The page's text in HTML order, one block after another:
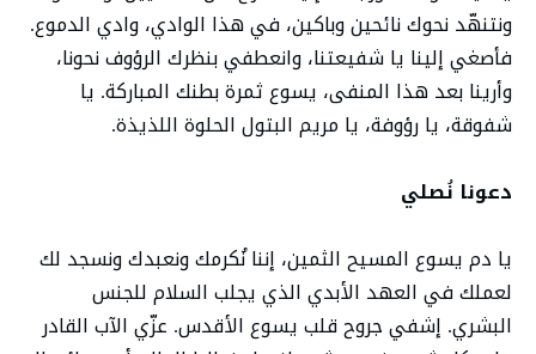
ونتنهّد نحوك نائحين وباكين، في هذا الوادي، وادي الدموع.
فأصغي إلينا يا شفيعتنا، وانعطفي بنظرك الرؤوف نحونا،
وأرينا بعد هذا المنفى، يسوع ثمرة بطنك المباركة. يا
شفوقة، يا رؤوفة، يا مريم البتول الحلوة اللذيذة.
دعونا نُصلي
يا دم يسوع المسيح الثمين، إننا نُكرمك ونعبدك ونسجد لك
لعملك في العهد الأبدي الذي يجلب السلام للجنس
البشري. إشفي جروح قلب يسوع الأقدس. عزّي الآب القادر